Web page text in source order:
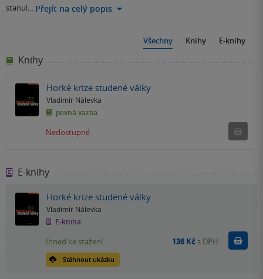
stanul… Přejít na celý popis
Všechny Knihy E-knihy
Knihy
Horké krize studené války
Vladimír Nálevka
pevná vazba
Nedostupné
E-knihy
Horké krize studené války
Vladimír Nálevka
E-kniha
Stáhnout ukázku
Ihned ke stažení 136 Kč s DPH Koupit